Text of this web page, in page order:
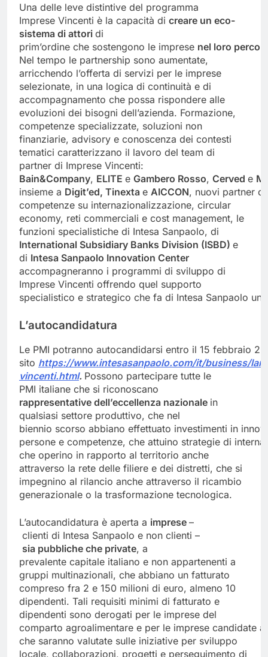
Una delle leve distintive del programma
Imprese Vincenti è la capacità di creare un eco-
sistema di attori di
prim’ordine che sostengono le imprese nel loro
Nel tempo le partnership sono aumentate,
arricchendo l’offerta di servizi per le imprese
selezionate, in una logica di continuità e di
accompagnamento che possa rispondere alle
evoluzioni dei bisogni dell’azienda. Formazione,
competenze specializzate, soluzioni non
finanziarie, advisory e conoscenza dei contesti
tematici caratterizzano il lavoro del team di
partner di Imprese Vincenti:
Bain&Company, ELITE e Gambero Rosso, Cerved e
insieme a Digit’ed, Tinexta e AICCON, nuovi partner
competenze su internazionalizzazione, circular
economy, reti commerciali e cost management, le
funzioni specialistiche di Intesa Sanpaolo, di
International Subsidiary Banks Division (ISBD) e
di Intesa Sanpaolo Innovation Center
accompagneranno i programmi di sviluppo di
Imprese Vincenti offrendo quel supporto
specialistico e strategico che fa di Intesa Sanpaolo
L’autocandidatura
Le PMI potranno autocandidarsi entro il 15 febbraio
sito https://www.intesasanpaolo.com/it/business/
vincenti.html. Possono partecipare tutte le
PMI italiane che si riconoscano
rappresentative dell’eccellenza nazionale in
qualsiasi settore produttivo, che nel
biennio scorso abbiano effettuato investimenti in
persone e competenze, che attuino strategie di
che operino in rapporto al territorio anche
attraverso la rete delle filiere e dei distretti, che si
impegnino al rilancio anche attraverso il ricambio
generazionale o la trasformazione tecnologica.
L’autocandidatura è aperta a imprese –
clienti di Intesa Sanpaolo e non clienti –
sia pubbliche che private, a
prevalente capitale italiano e non appartenenti a
gruppi multinazionali, che abbiano un fatturato
compreso fra 2 e 150 milioni di euro, almeno 10
dipendenti. Tali requisiti minimi di fatturato e
dipendenti sono derogati per le imprese del
comparto agroalimentare e per le imprese candidate
che saranno valutate sulle iniziative per sviluppo
locale, collaborazioni, progetti e perseguimento di